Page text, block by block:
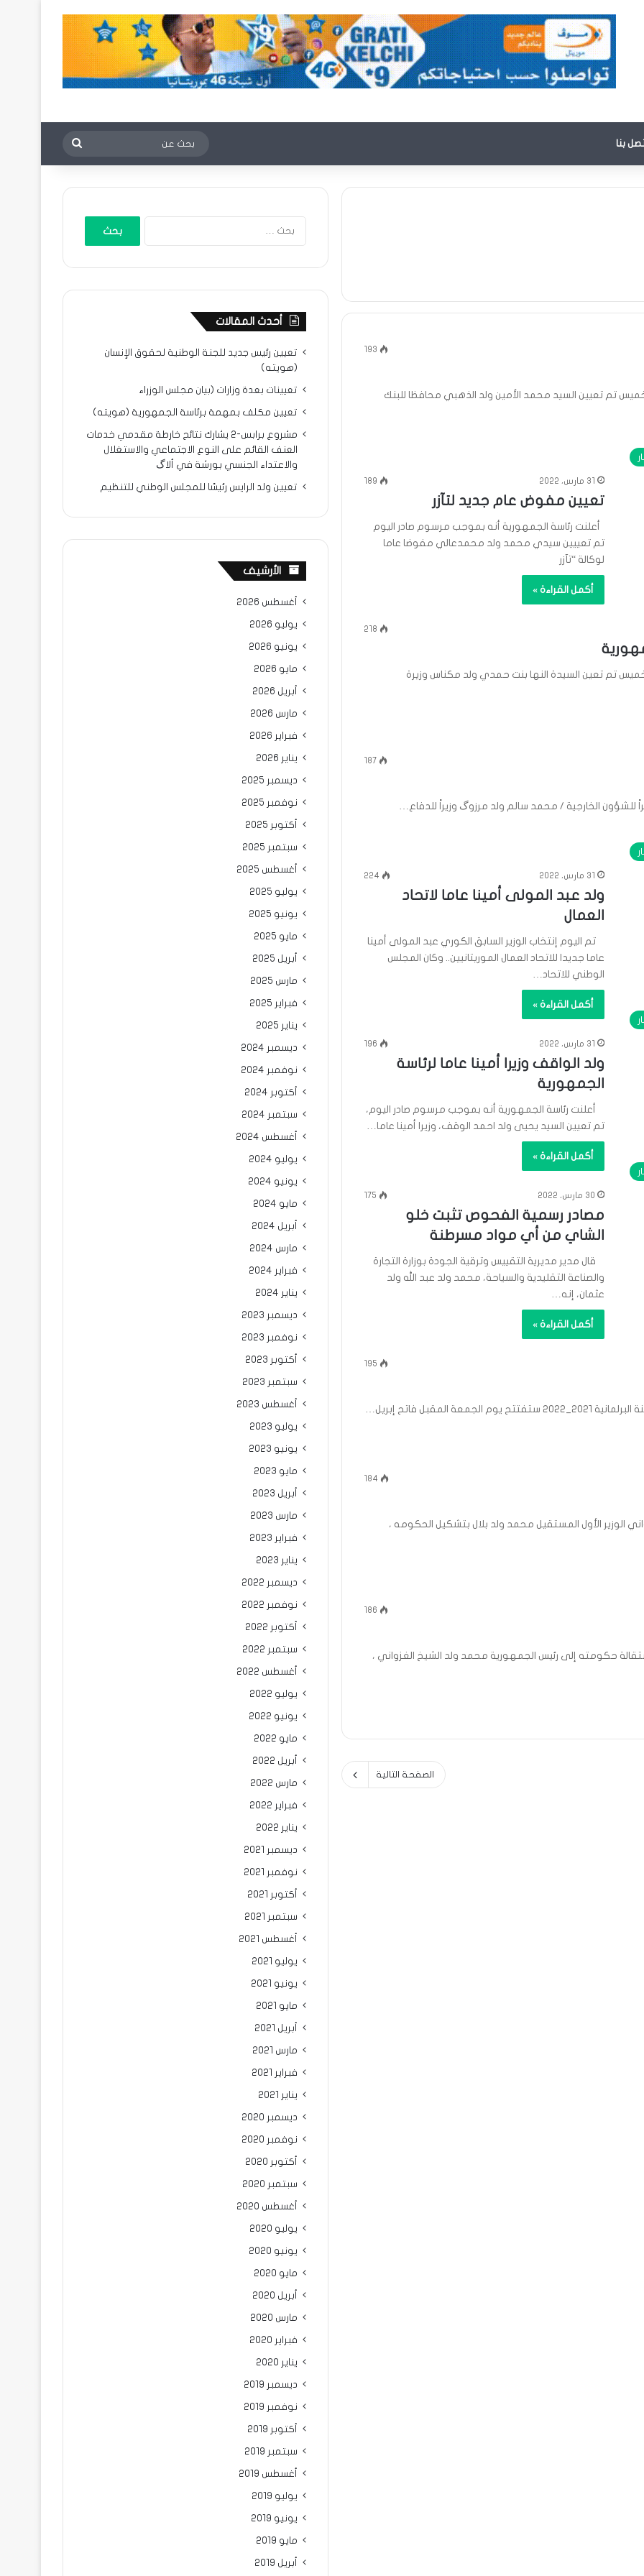
بنا بحث
عن
193
تم تعيين السيد محمد الأمين ولد الذهبي محافظا للبنك
31 مارس، 2022 189
تعيين مفوض عام جديد لتآزر
أعلنت رئاسة الجمهورية أنه بموجب مرسوم صادر اليوم
تم تعييين سيدي محمد ولد محمدعالي مفوضا عاما
لوكالة “تآزر
أكمل القراءة »
218
تم تعين السيدة النها بنت حمدي ولد مكناس وزيرة
187
للشؤون الخارجية / محمد سالم ولد مرزوگ وزيراً للدفاع…
31 مارس، 2022 224
ولد عبد المولى أمينا عاما لاتحاد
العمال
تم اليوم إنتخاب الوزير السابق الكوري عبد المولى أمينا
عاما جديدا للاتحاد العمال الموريتانيين.. وكان المجلس
الوطني للاتحاد…
أكمل القراءة »
31 مارس، 2022 196
ولد الواقف وزيرا أمينا عاما لرئاسة
الجمهورية
أعلنت رئاسة الجمهورية أنه بموجب مرسوم صادر اليوم،
تم تعيين السيد يحيى ولد احمد الوقف، وزيرا أمينا عاما…
أكمل القراءة »
30 مارس، 2022 175
مصادر رسمية الفحوص تثبت خلو
الشاي من أي مواد مسرطنة
قال مدير مديرية التقييس وترقية الجودة بوزارة التجارة
والصناعة التقليدية والسياحة، محمد ولد عبد الله ولد
عثمان، إنه…
أكمل القراءة »
195
المقبل فاتح إبريل…
184
الوزير الأول المستقيل محمد ولد بلال بتشكيل الحكومه ،
186
حكومته إلى رئيس الجمهورية محمد ولد الشيخ الغزواني ،
الصفحة التالية
أحدث المقالات
تعيين رئيس جديد للجنة الوطنية لحقوق الإنسان
(هويته)
تعيينات بعدة وزارات (بيان مجلس الوزراء
تعيين مكلف بمهمة برئاسة الجمهورية (هويته)
مشروع برابس-2 يشارك نتائح خارطة مقدمي خدمات
العنف القائم على النوع الاجتماعي والاستغلال
والاعتداء الجنسي بورشة في ألاگ
تعيين ولد الرايس رئيسًا للمجلس الوطني للتنظيم
الأرشيف
أغسطس 2026
يوليو 2026
يونيو 2026
مايو 2026
أبريل 2026
مارس 2026
فبراير 2026
يناير 2026
ديسمبر 2025
نوفمبر 2025
أكتوبر 2025
سبتمبر 2025
أغسطس 2025
يوليو 2025
يونيو 2025
مايو 2025
أبريل 2025
مارس 2025
فبراير 2025
يناير 2025
ديسمبر 2024
نوفمبر 2024
أكتوبر 2024
سبتمبر 2024
أغسطس 2024
يوليو 2024
يونيو 2024
مايو 2024
أبريل 2024
مارس 2024
فبراير 2024
يناير 2024
ديسمبر 2023
نوفمبر 2023
أكتوبر 2023
سبتمبر 2023
أغسطس 2023
يوليو 2023
يونيو 2023
مايو 2023
أبريل 2023
مارس 2023
فبراير 2023
يناير 2023
ديسمبر 2022
نوفمبر 2022
أكتوبر 2022
سبتمبر 2022
أغسطس 2022
يوليو 2022
يونيو 2022
مايو 2022
أبريل 2022
مارس 2022
فبراير 2022
يناير 2022
ديسمبر 2021
نوفمبر 2021
أكتوبر 2021
سبتمبر 2021
أغسطس 2021
يوليو 2021
يونيو 2021
مايو 2021
أبريل 2021
مارس 2021
فبراير 2021
يناير 2021
ديسمبر 2020
نوفمبر 2020
أكتوبر 2020
سبتمبر 2020
أغسطس 2020
يوليو 2020
يونيو 2020
مايو 2020
أبريل 2020
مارس 2020
فبراير 2020
يناير 2020
ديسمبر 2019
نوفمبر 2019
أكتوبر 2019
سبتمبر 2019
أغسطس 2019
يوليو 2019
يونيو 2019
مايو 2019
أبريل 2019